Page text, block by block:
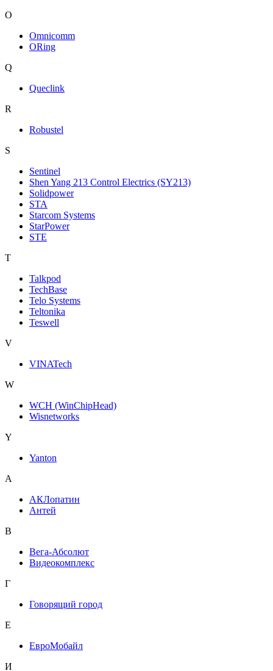
O
Omnicomm
ORing
Q
Queclink
R
Robustel
S
Sentinel
Shen Yang 213 Control Electrics (SY213)
Solidpower
STA
Starcom Systems
StarPower
STE
T
Talkpod
TechBase
Telo Systems
Teltonika
Teswell
V
VINATech
W
WCH (WinChipHead)
Wisnetworks
Y
Yanton
А
АКЛопатин
Антей
В
Вега-Абсолют
Видеокомплекс
Г
Говорящий город
Е
ЕвроМобайл
И